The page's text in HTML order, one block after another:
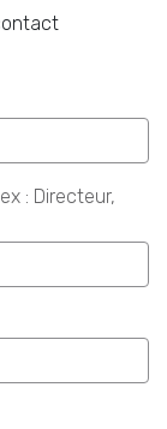
: Directeur,